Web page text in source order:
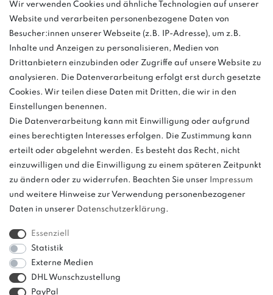
info@bonvenon.de
03763 4048350
Montag - Freitag, 08:00 - 16:00
Anrufe aus dem dt. Festnetz zum Ortstarif, Preise aus dem Mobilfunknetz
ggf. abweichend (abhängig vom Provider).
und
weitere.
Wir verwenden Cookies und ähnliche Technologien auf unserer
Website und verarbeiten personenbezogene Daten von
Besucher:innen unserer Webseite (z.B. IP-Adresse), um z.B.
Inhalte und Anzeigen zu personalisieren, Medien von
Drittanbietern einzubinden oder Zugriffe auf unsere Website zu
analysieren. Die Datenverarbeitung erfolgt erst durch gesetzte
Cookies. Wir teilen diese Daten mit Dritten, die wir in den
Einstellungen benennen.
Die Datenverarbeitung kann mit Einwilligung oder aufgrund
eines berechtigten Interesses erfolgen. Die Zustimmung kann
erteilt oder abgelehnt werden. Es besteht das Recht, nicht
einzuwilligen und die Einwilligung zu einem späteren Zeitpunkt
zu ändern oder zu widerrufen. Beachten Sie unser
Impressum
und weitere Hinweise zur Verwendung personenbezogener
Daten in unserer Daten­schutz­erklärung.
Essenziell
Statistik
Externe Medien
DHL Wunschzustellung
PayPal
Sinne einer Preisermäßigung, sondern lediglich
einen Preisvergleich zur unverbindlichen
Preisempfehlung seitens des Herstellers dar.